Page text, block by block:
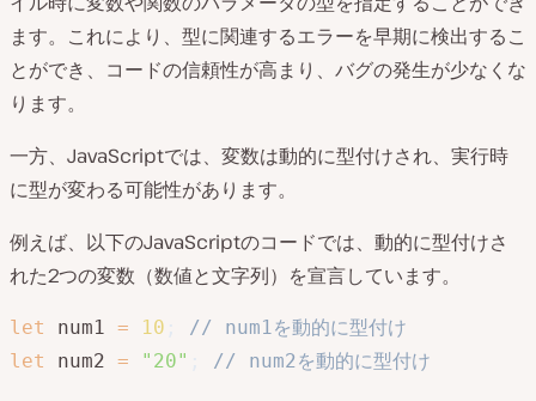
ます。これにより、型に関連するエラーを早期に検出するこ
とができ、コードの信頼性が高まり、バグの発生が少なくな
ります。
一方、JavaScriptでは、変数は動的に型付けされ、実行時
に型が変わる可能性があります。
例えば、以下のJavaScriptのコードでは、動的に型付けさ
れた2つの変数（数値と文字列）を宣言しています。
let num1 = 10
// num1を動的に型付け
let
num2 = "20" // num2を動的に型付け